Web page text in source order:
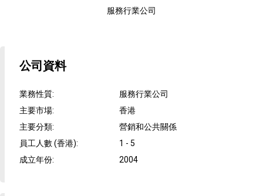
服務行業公司
公司資料
業務性質:
服務行業公司
主要市場:
香港
主要分類:
營銷和公共關係
員工人數 (香港):
1 - 5
成立年份: 2004